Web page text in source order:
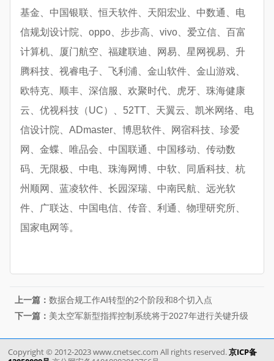
基金、中国银联、恒天软件、天阳宏业、中数通、电
信规划设计院、oppo、步步高、vivo、爱立信、百富
计算机、厦门航空、福建联迪、网易、星网视易、升
腾科技、视睿电子、飞利浦、金山软件、金山游戏、
欧特克、顺丰、深信服、欢聚时代、虎牙、珠海健康
云、优视科技（UC）、52TT、天翼云、凯米网络、电
信设计院、ADmaster、博思软件、网宿科技、珍爱
网、金蝶、唯品会、中国联通、中国移动、传动数
码、无限极、中电、珠海网博、中软、同盾科技、杭
州顺网、蓝凌软件、长园深瑞、中南民航、远光软
件、广联达、中国电信、传音、利通、物理研究所、
国家电网等。
上一篇：数据合规工作AI转型的2个阶段和8个切入点
下一篇： 美太空军新型指挥控制系统将于2027年进行关键升级
Copyright © 2012-2023 www.cnetsec.com All rights reserved.京ICP备